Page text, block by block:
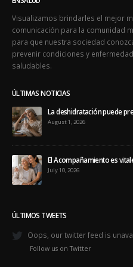
Visualizamos brindarles el mejor
comunicación para la comunidad
para que nuestra sociedad
prevenir condiciones y
saludables.
ÚLTIMAS NOTICIAS
La deshidratación puede
August 1, 2026
El Acompañamiento es
July 10, 2026
ÚLTIMOS TWEETS
Oops, our twitter feed is
Follow us on Twitter